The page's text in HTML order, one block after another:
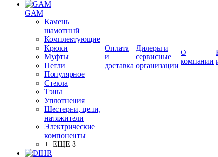
GAM
Камень
шамотный
Комплектующие
Крюки
Муфты
Петли
Популярное
Стекла
Тэны
Уплотнения
Шестерни, цепи,
натяжители
Электрические
компоненты
+ ЕЩЕ 8
Оплата
и
доставка
Дилеры и
сервисные
организации
О
компании